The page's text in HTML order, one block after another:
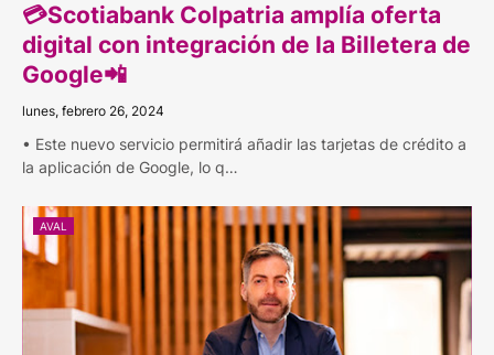
💳Scotiabank Colpatria amplía oferta
digital con integración de la Billetera de
Google📲
lunes, febrero 26, 2024
• Este nuevo servicio permitirá añadir las tarjetas de crédito a
la aplicación de Google, lo q…
AVAL